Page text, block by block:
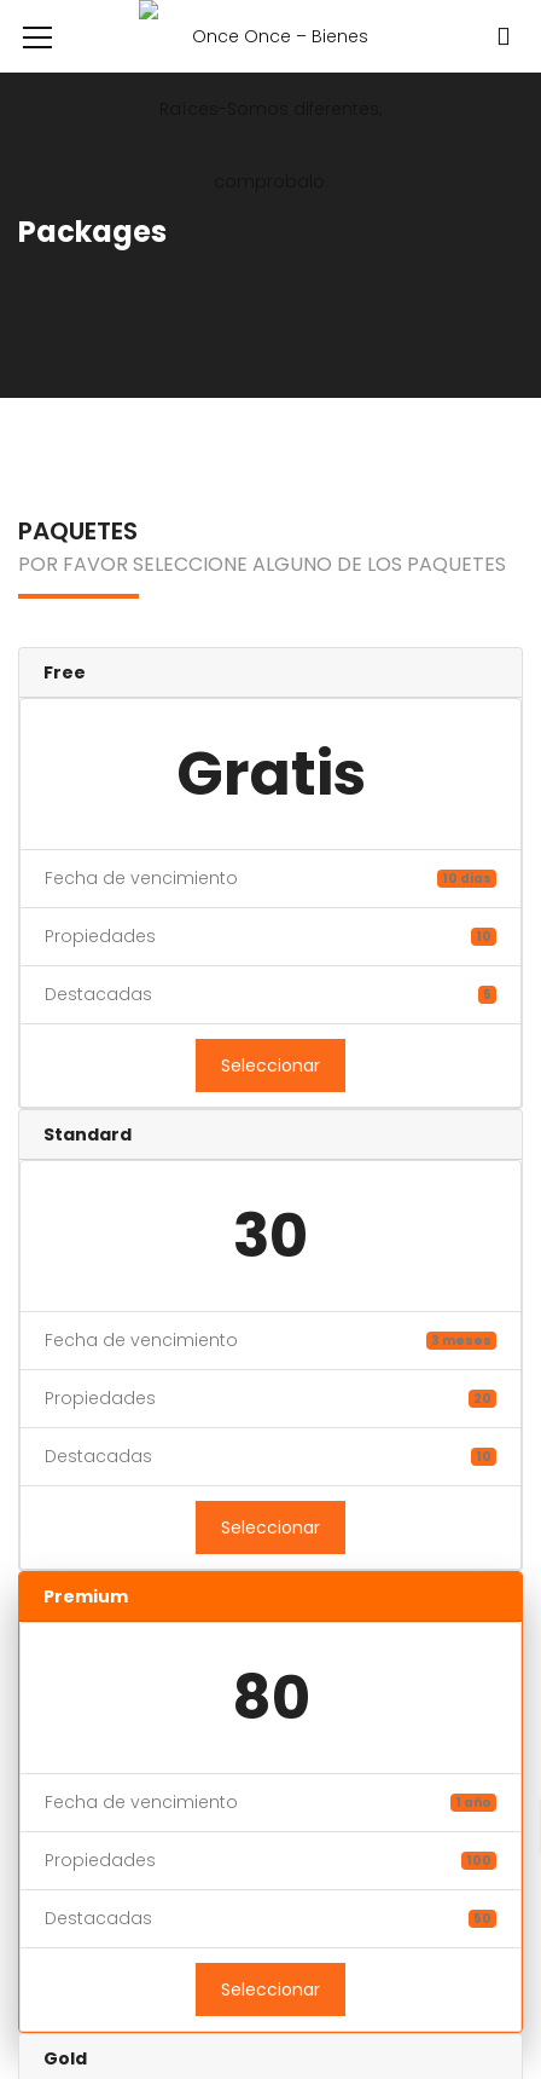
Packages
PAQUETES
POR FAVOR SELECCIONE ALGUNO DE LOS PAQUETES
Free
Gratis
Fecha de vencimiento 10 dias
Propiedades 10
Destacadas 5
Seleccionar
Standard
30
Fecha de vencimiento 3 meses
Propiedades 20
Destacadas 10
Seleccionar
Premium
80
Fecha de vencimiento 1 año
Propiedades 100
Destacadas 50
Seleccionar
Gold